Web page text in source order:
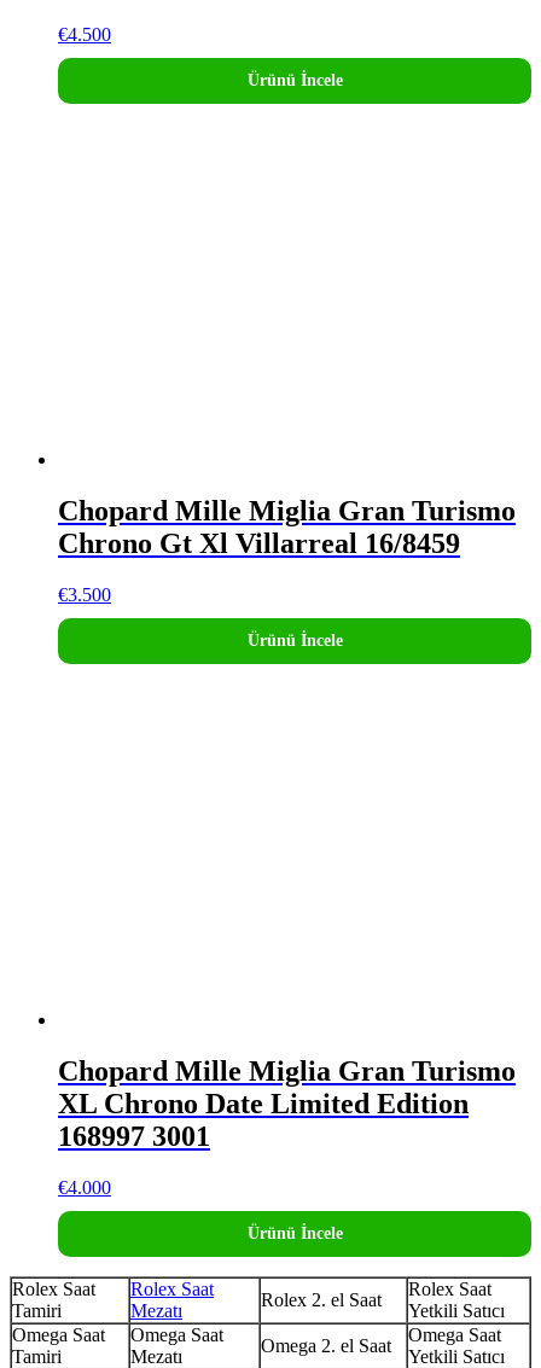
€4.500
Ürünü İncele
Chopard Mille Miglia Gran Turismo
Chrono Gt Xl Villarreal 16/8459
€3.500
Ürünü İncele
Chopard Mille Miglia Gran Turismo
XL Chrono Date Limited Edition
168997 3001
€4.000
Ürünü İncele
Rolex Saat
Tamiri
Rolex Saat
Mezatı
Rolex 2. el Saat
Rolex Saat
Yetkili Satıcı
Omega Saat
Tamiri
Omega Saat
Mezatı
Omega 2. el Saat
Omega Saat
Yetkili Satıcı